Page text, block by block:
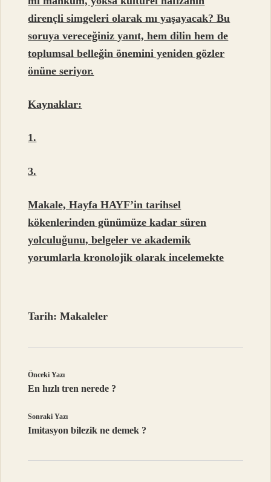
dirençli simgeleri olarak mı yaşayacak? Bu
soruya vereceğiniz yanıt, hem dilin hem de
toplumsal belleğin önemini yeniden gözler
önüne seriyor.
Kaynaklar:
1.
3.
Makale, Hayfa HAYF’in tarihsel
kökenlerinden günümüze kadar süren
yolculuğunu, belgeler ve akademik
yorumlarla kronolojik olarak incelemekte
Tarih:Makaleler
Önceki Yazı
En hızlı tren nerede ?
Sonraki Yazı
Imitasyon bilezik ne demek ?